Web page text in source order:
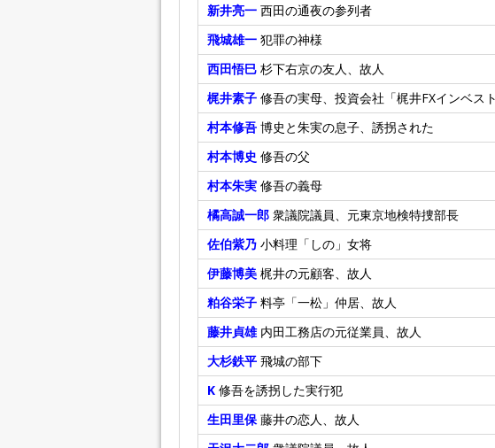
新井亮一 西田の通夜の参列者
飛城雄一 犯罪の神様
西田悟巳 杉下右京の友人、故人
梶井素子 修吾の実母、投資会社「梶井FXインベス
村本修吾 博史と朱実の息子、誘拐された
村本博史 修吾の父
村本朱実 修吾の義母
橘高誠一郎 衆議院議員、元東京地検特捜部長
佐伯紫乃 小料理「しの」女将
伊藤博美 梶井の元顧客、故人
粕谷栄子 料亭「一松」仲居、故人
藤井貞雄内田工務店の元従業員、故人
大杉鉄平 飛城の部下
K 修吾を誘拐した実行犯
生田里保 藤井の恋人、故人